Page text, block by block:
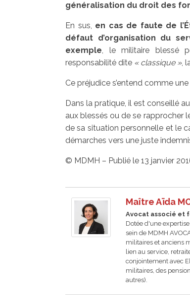
généralisation du droit des
En sus, en cas de faute de
défaut d’organisation du
exemple, le militaire blessé
responsabilité dite « classique »,
Ce préjudice s’entend comme
Dans la pratique, il est conseillé
aux blessés ou de se rapprocher
de sa situation personnelle et le
démarches vers une juste
© MDMH – Publié le 13 janvier
Maître Aïda
Avocat associé et
Dotée d'une
sein de MDMH
militaires et anciens
lien au service,
conjointement avec
militaires, des
autres).